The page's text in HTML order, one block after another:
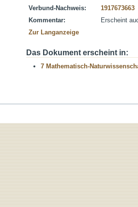
Verbund-Nachweis:
1917673663
Kommentar:
Erscheint
Zur Langanzeige
Das Dokument erscheint in:
7 Mathematisch-